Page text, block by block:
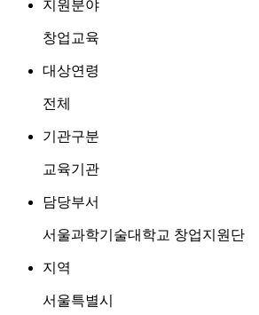
지원분야
창업교육
대상연령
전체
기관구분
교육기관
담당부서
서울과학기술대학교 창업지원단
지역
서울특별시